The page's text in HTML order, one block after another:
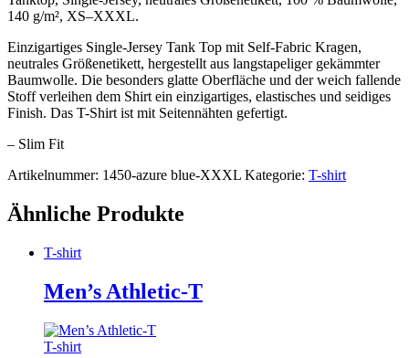
140 g/m², XS–XXXL.
Einzigartiges Single-Jersey Tank Top mit Self-Fabric Kragen,
neutrales Größenetikett, hergestellt aus langstapeliger gekämmter
Baumwolle. Die besonders glatte Oberfläche und der weich fallende
Stoff verleihen dem Shirt ein einzigartiges, elastisches und seidiges
Finish. Das T-Shirt ist mit Seitennähten gefertigt.
– Slim Fit
Artikelnummer: 1450-azure blue-XXXL Kategorie: T-shirt
Ähnliche Produkte
T-shirt
Men’s Athletic-T
T-shirt